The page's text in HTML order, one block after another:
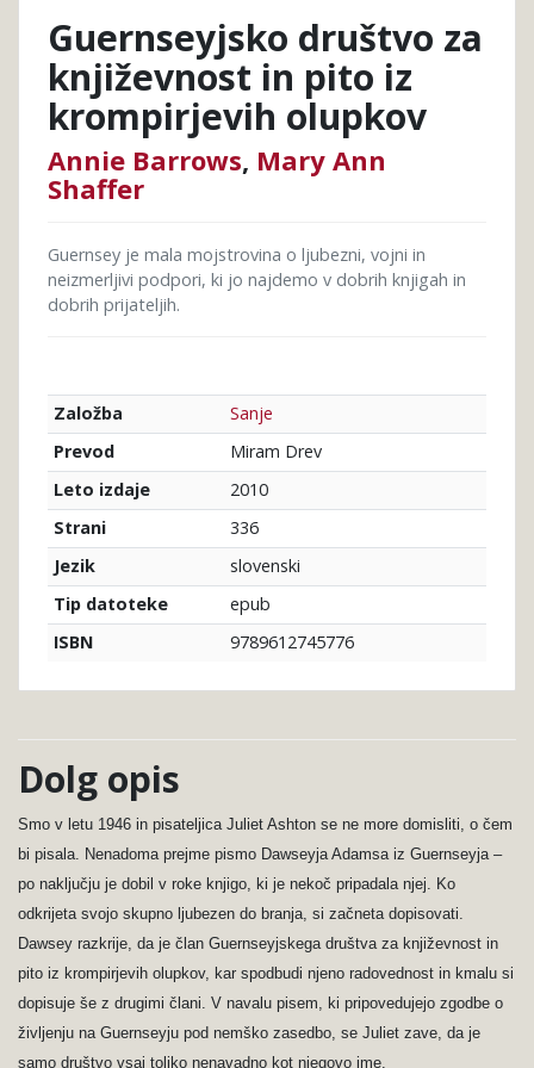
Guernseyjsko društvo za
književnost in pito iz
krompirjevih olupkov
Annie Barrows, Mary Ann
Shaffer
Guernsey je mala mojstrovina o ljubezni, vojni in
neizmerljivi podpori, ki jo najdemo v dobrih knjigah in
dobrih prijateljih.
Založba
Sanje
Prevod
Miram Drev
Leto izdaje
2010
Strani
336
Jezik
slovenski
Tip datoteke
epub
ISBN
9789612745776
Dolg opis
Smo v letu 1946 in pisateljica Juliet Ashton se ne more domisliti, o čem
bi pisala. Nenadoma prejme pismo Dawseyja Adamsa iz Guernseyja –
po naključju je dobil v roke knjigo, ki je nekoč pripadala njej. Ko
odkrijeta svojo skupno ljubezen do branja, si začneta dopisovati.
Dawsey razkrije, da je član Guernseyjskega društva za književnost in
pito iz krompirjevih olupkov, kar spodbudi njeno radovednost in kmalu si
dopisuje še z drugimi člani. V navalu pisem, ki pripovedujejo zgodbe o
življenju na Guernseyju pod nemško zasedbo, se Juliet zave, da je
samo društvo vsaj toliko nenavadno kot njegovo ime.